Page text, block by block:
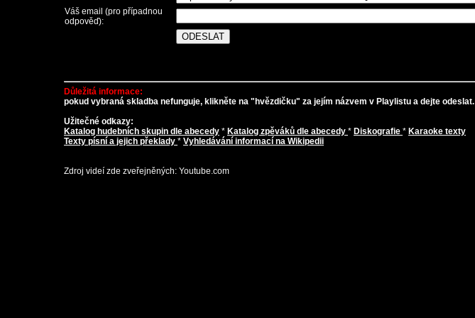
Váš email (pro případnou
odpověď):
Důležitá informace:
pokud vybraná skladba nefunguje, klikněte na "hvězdičku" za jejím názvem v Playlistu a dejte odeslat.
Užitečné odkazy:
Katalog hudebních skupin dle abecedy * Katalog zpěváků dle abecedy * Diskografie * Karaoke texty
Texty písní a jejich překlady * Vyhledávání informací na Wikipedii
Zdroj videí zde zveřejněných: Youtube.com